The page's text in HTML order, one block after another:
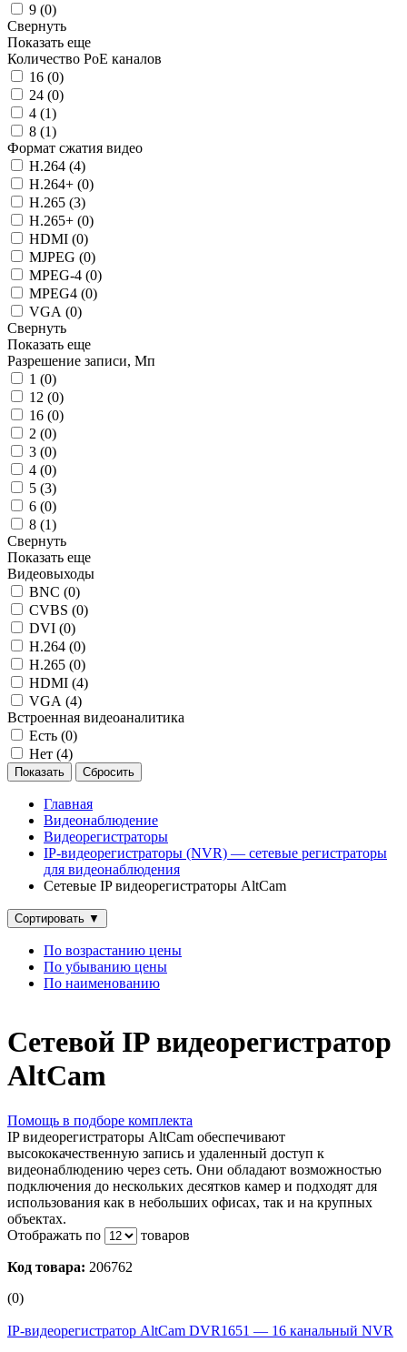
9 (0)
Свернуть
Показать еще
Количество PoE каналов
16 (0)
24 (0)
4 (1)
8 (1)
Формат сжатия видео
H.264 (4)
H.264+ (0)
H.265 (3)
H.265+ (0)
HDMI (0)
MJPEG (0)
MPEG-4 (0)
MPEG4 (0)
VGA (0)
Свернуть
Показать еще
Разрешение записи, Мп
1 (0)
12 (0)
16 (0)
2 (0)
3 (0)
4 (0)
5 (3)
6 (0)
8 (1)
Свернуть
Показать еще
Видеовыходы
BNC (0)
CVBS (0)
DVI (0)
H.264 (0)
H.265 (0)
HDMI (4)
VGA (4)
Встроенная видеоаналитика
Есть (0)
Нет (4)
Главная
Видеонаблюдение
Видеорегистраторы
IP-видеорегистраторы (NVR) — сетевые регистраторы
для видеонаблюдения
Сетевые IP видеорегистраторы AltCam
Сортировать ▼
По возрастанию цены
По убыванию цены
По наименованию
Сетевой IP видеорегистратор
AltCam
Помощь в подборе комплекта
IP видеорегистраторы AltCam обеспечивают
высококачественную запись и удаленный доступ к
видеонаблюдению через сеть. Они обладают возможностью
подключения до нескольких десятков камер и подходят для
использования как в небольших офисах, так и на крупных
объектах.
Отображать по
товаров
Код товара: 206762
(0)
IP-видеорегистратор AltCam DVR1651 — 16 канальный NVR